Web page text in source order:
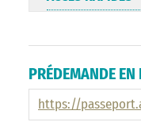
ANNUAIRE
HORAIRES
PRÉDEMANDE EN
https://